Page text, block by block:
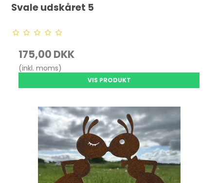
Svale udskåret 5
175,00 DKK
(inkl. moms)
VIS PRODUKT